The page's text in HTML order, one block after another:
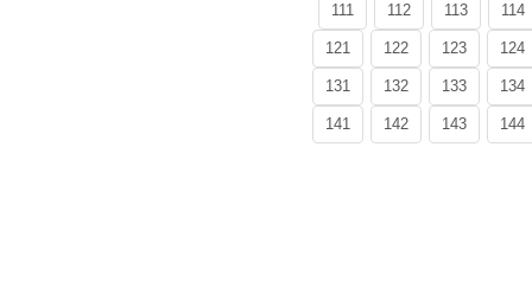
111 112 113 114
121 122 123 124
131 132 133 134
141 142 143 144